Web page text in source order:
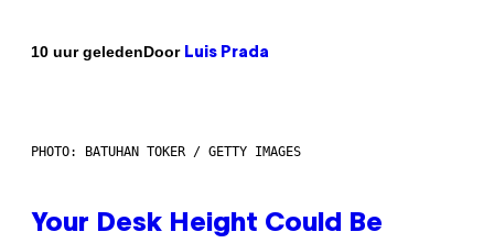
10 uur geledenDoor Luis Prada
PHOTO: BATUHAN TOKER / GETTY IMAGES
Your Desk Height Could Be